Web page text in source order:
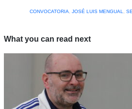
CONVOCATORIA, JOSÉ LUIS MENGUAL,
What you can read next